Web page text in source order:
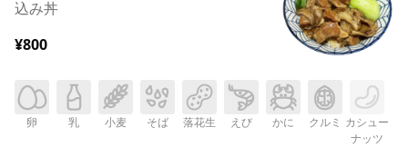
込み丼
¥800
卵 乳 小麦 そば 落花生 えび かに クルミ カシュー
ナッツ